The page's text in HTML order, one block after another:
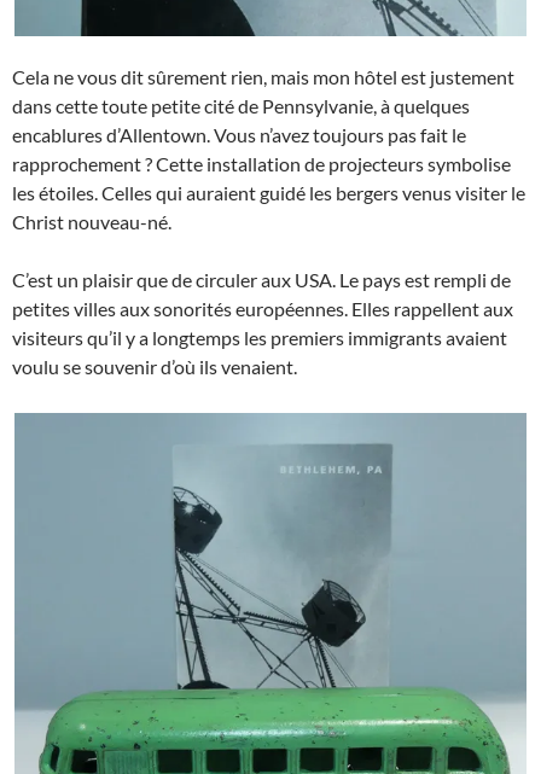
Cela ne vous dit sûrement rien, mais mon hôtel est justement
dans cette toute petite cité de Pennsylvanie, à quelques
encablures d’Allentown. Vous n’avez toujours pas fait le
rapprochement ? Cette installation de projecteurs symbolise
les étoiles. Celles qui auraient guidé les bergers venus visiter le
Christ nouveau-né.
C’est un plaisir que de circuler aux USA. Le pays est rempli de
petites villes aux sonorités européennes. Elles rappellent aux
visiteurs qu’il y a longtemps les premiers immigrants avaient
voulu se souvenir d’où ils venaient.